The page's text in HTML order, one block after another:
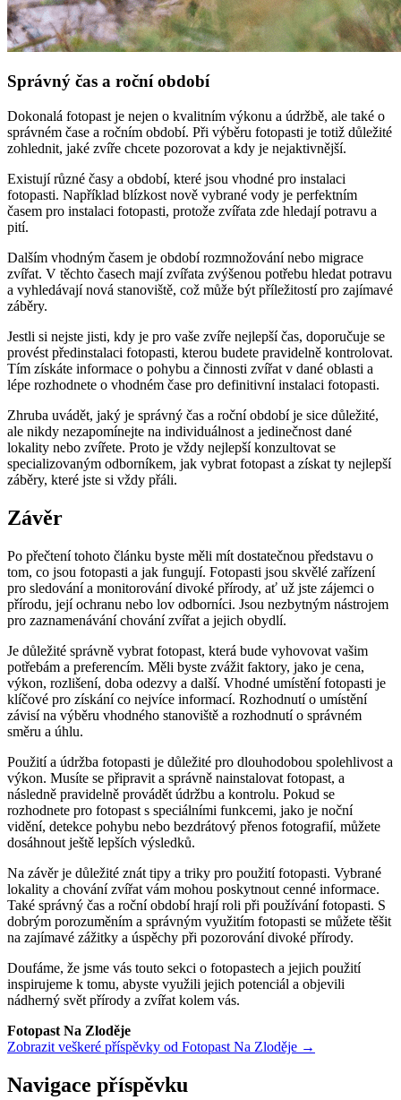
Správný čas a roční období
Dokonalá fotopast je nejen o kvalitním výkonu a údržbě, ale také o
správném čase a ročním období. Při výběru fotopasti je totiž důležité
zohlednit, jaké zvíře chcete pozorovat a kdy je nejaktivnější.
Existují různé časy a období, které jsou vhodné pro instalaci
fotopasti. Například blízkost nově vybrané vody je perfektním
časem pro instalaci fotopasti, protože zvířata zde hledají potravu a
pití.
Dalším vhodným časem je období rozmnožování nebo migrace
zvířat. V těchto časech mají zvířata zvýšenou potřebu hledat potravu
a vyhledávají nová stanoviště, což může být příležitostí pro zajímavé
záběry.
Jestli si nejste jisti, kdy je pro vaše zvíře nejlepší čas, doporučuje se
provést předinstalaci fotopasti, kterou budete pravidelně kontrolovat.
Tím získáte informace o pohybu a činnosti zvířat v dané oblasti a
lépe rozhodnete o vhodném čase pro definitivní instalaci fotopasti.
Zhruba uvádět, jaký je správný čas a roční období je sice důležité,
ale nikdy nezapomínejte na individuálnost a jedinečnost dané
lokality nebo zvířete. Proto je vždy nejlepší konzultovat se
specializovaným odborníkem, jak vybrat fotopast a získat ty nejlepší
záběry, které jste si vždy přáli.
Závěr
Po přečtení tohoto článku byste měli mít dostatečnou představu o
tom, co jsou fotopasti a jak fungují. Fotopasti jsou skvělé zařízení
pro sledování a monitorování divoké přírody, ať už jste zájemci o
přírodu, její ochranu nebo lov odborníci. Jsou nezbytným nástrojem
pro zaznamenávání chování zvířat a jejich obydlí.
Je důležité správně vybrat fotopast, která bude vyhovovat vašim
potřebám a preferencím. Měli byste zvážit faktory, jako je cena,
výkon, rozlišení, doba odezvy a další. Vhodné umístění fotopasti je
klíčové pro získání co nejvíce informací. Rozhodnutí o umístění
závisí na výběru vhodného stanoviště a rozhodnutí o správném
směru a úhlu.
Použití a údržba fotopasti je důležité pro dlouhodobou spolehlivost a
výkon. Musíte se připravit a správně nainstalovat fotopast, a
následně pravidelně provádět údržbu a kontrolu. Pokud se
rozhodnete pro fotopast s speciálními funkcemi, jako je noční
vidění, detekce pohybu nebo bezdrátový přenos fotografií, můžete
dosáhnout ještě lepších výsledků.
Na závěr je důležité znát tipy a triky pro použití fotopasti. Vybrané
lokality a chování zvířat vám mohou poskytnout cenné informace.
Také správný čas a roční období hrají roli při používání fotopasti. S
dobrým porozuměním a správným využitím fotopasti se můžete těšit
na zajímavé zážitky a úspěchy při pozorování divoké přírody.
Doufáme, že jsme vás touto sekci o fotopastech a jejich použití
inspirujeme k tomu, abyste využili jejich potenciál a objevili
nádherný svět přírody a zvířat kolem vás.
Fotopast Na Zloděje
Zobrazit veškeré příspěvky od Fotopast Na Zloděje →
Navigace příspěvku